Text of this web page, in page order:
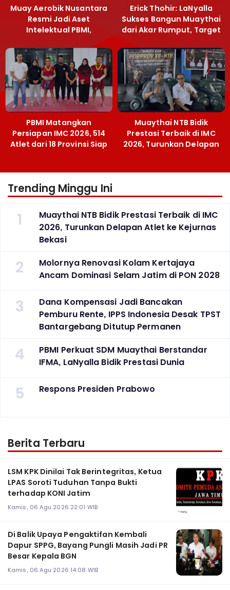
Muay Aerobik Nusantara
Resmi Jadi Aset
Intelektual PBMI,
Terobosan Bangun
Grassroots
Erick Thohir: LaNyalla
Sukses Bangun Muaythai
dari Akar Rumput, Target
PBMI Matangkan
Persiapan IMC 2026, 514
Atlet dari 18 Provinsi Siap
Berlaga Besok di Bekasi
Muaythai NTB Bidik
Prestasi Terbaik di IMC
2026, Turunkan Delapan
Atlet ke Kejurnas Bekasi
Trending Minggu Ini
1
Muaythai NTB Bidik Prestasi Terbaik di IMC
2026, Turunkan Delapan Atlet ke Kejurnas
Bekasi
2
Molornya Renovasi Kolam Kertajaya
Ancam Dominasi Selam Jatim di PON 2028
3
Dana Kompensasi Jadi Bancakan
Pemburu Rente, IPPS Indonesia Desak TPST
Bantargebang Ditutup Permanen
4
PBMI Perkuat SDM Muaythai Berstandar
IFMA, LaNyalla Bidik Prestasi Dunia
5 Respons Presiden Prabowo
Berita Terbaru
LSM KPK Dinilai Tak Berintegritas, Ketua
LPAS Soroti Tuduhan Tanpa Bukti
terhadap KONI Jatim
Kamis, 06 Agu 2026 22:01 WIB
Di Balik Upaya Pengaktifan Kembali
Dapur SPPG, Bayang Pungli Masih Jadi PR
Besar Kepala BGN
Kamis, 06 Agu 2026 14:08 WIB